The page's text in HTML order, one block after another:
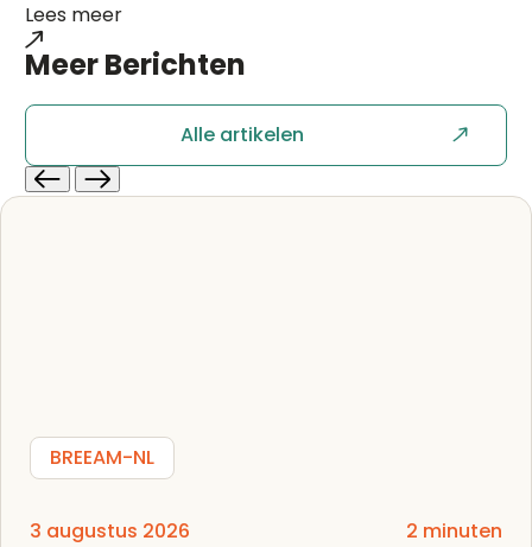
Lees meer
MeerBerichten
Alle artikelen
BREEAM-NL
3 augustus 2026 2 minuten